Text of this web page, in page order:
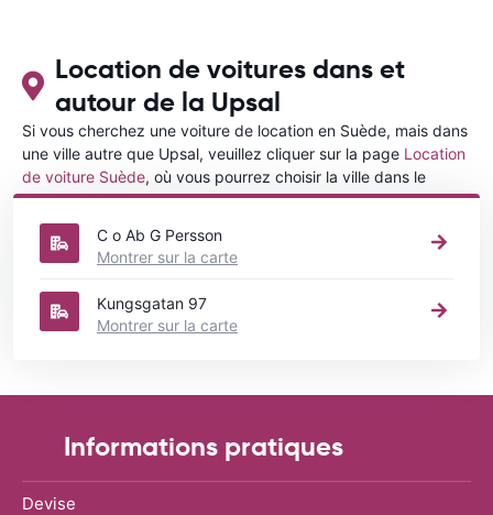
Location de voitures dans et
autour de la Upsal
Si vous cherchez une voiture de location en Suède, mais dans
une ville autre que Upsal, veuillez cliquer sur la page Location
de voiture Suède, où vous pourrez choisir la ville dans le
Suède où vous souhaitez louer une voiture.
C o Ab G Persson
Montrer sur la carte
Kungsgatan 97
Montrer sur la carte
Informations pratiques
Devise